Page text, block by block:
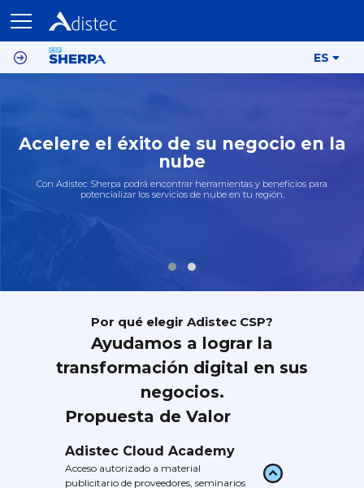
ES
Acelere el éxito de su negocio en la
nube
Con Adistec Sherpa podrá encontrar herramientas y beneficios para
potencializar los servicios de nube en tu región.
Por qué elegir Adistec CSP?
Ayudamos a lograr la
transformación digital en sus
negocios.
Propuesta de Valor
Adistec Cloud Academy
Acceso autorizado a material
publicitario de proveedores, seminarios